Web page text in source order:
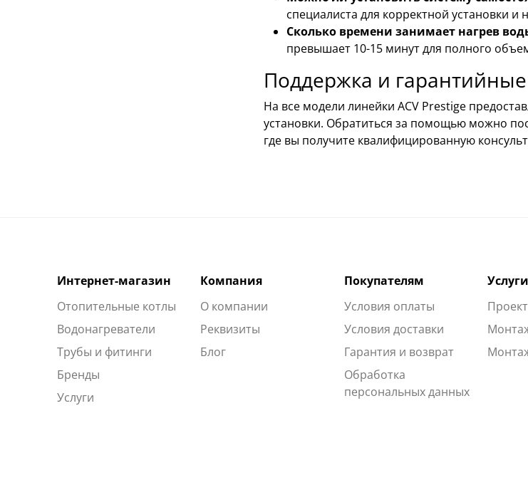
специалиста для корректной установки и
Сколько времени занимает нагрев
превышает 10-15 минут для полного
Поддержка и
На все модели линейки ACV Prestige
установки. Обратиться за помощью можно
где вы получите квалифицированную
Интернет-магазин
Отопительные котлы
Водонагреватели
Трубы и фитинги
Бренды
Услуги
Компания
О компании
Реквизиты
Блог
Покупателям
Условия оплаты
Условия доставки
Гарантия и возврат
Обработка
персональных данных
Услуги